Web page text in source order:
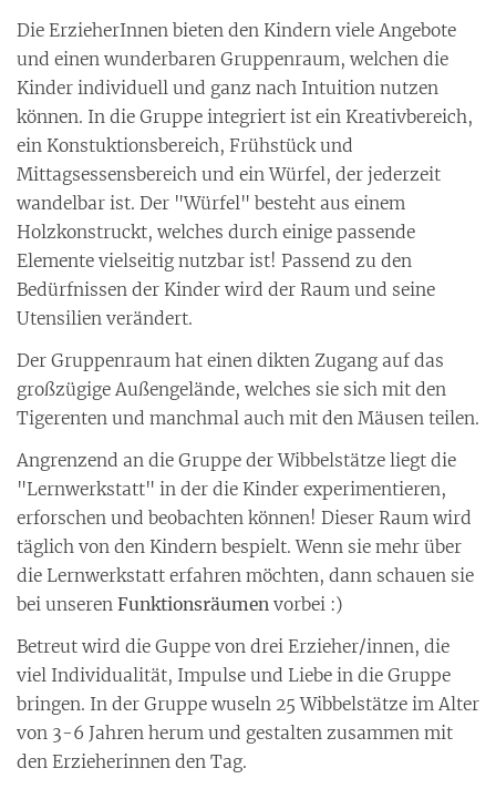
Die ErzieherInnen bieten den Kindern viele Angebote
und einen wunderbaren Gruppenraum, welchen die
Kinder individuell und ganz nach Intuition nutzen
können. In die Gruppe integriert ist ein Kreativbereich,
ein Konstuktionsbereich, Frühstück und
Mittagsessensbereich und ein Würfel, der jederzeit
wandelbar ist. Der "Würfel" besteht aus einem
Holzkonstruckt, welches durch einige passende
Elemente vielseitig nutzbar ist! Passend zu den
Bedürfnissen der Kinder wird der Raum und seine
Utensilien verändert.
Der Gruppenraum hat einen dikten Zugang auf das
großzügige Außengelände, welches sie sich mit den
Tigerenten und manchmal auch mit den Mäusen teilen.
Angrenzend an die Gruppe der Wibbelstätze liegt die
"Lernwerkstatt" in der die Kinder experimentieren,
erforschen und beobachten können! Dieser Raum wird
täglich von den Kindern bespielt. Wenn sie mehr über
die Lernwerkstatt erfahren möchten, dann schauen sie
bei unseren Funktionsräumen vorbei :)
Betreut wird die Guppe von drei Erzieher/innen, die
viel Individualität, Impulse und Liebe in die Gruppe
bringen. In der Gruppe wuseln 25 Wibbelstätze im Alter
von 3-6 Jahren herum und gestalten zusammen mit
den Erzieherinnen den Tag.